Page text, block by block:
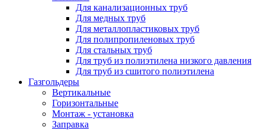
Для канализационных труб
Для медных труб
Для металлопластиковых труб
Для полипропиленовых труб
Для стальных труб
Для труб из полиэтилена низкого давления
Для труб из сшитого полиэтилена
Газгольдеры
Вертикальные
Горизонтальные
Монтаж - установка
Заправка